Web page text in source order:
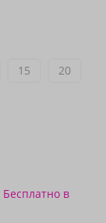
15 20
Бесплатно в